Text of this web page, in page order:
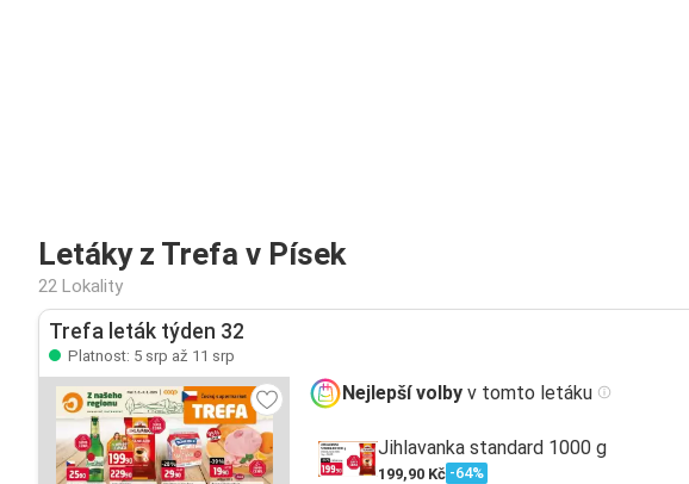
Letáky z Trefa v Písek
22 Lokality
Trefa leták týden 32
Platnost: 5 srp až 11 srp
Nejlepší volby v tomto letáku
Jihlavanka standard 1000 g
199,90 Kč -64%